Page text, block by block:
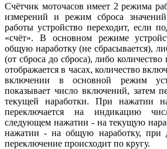
Счётчик моточасов имеет 2 режима
измерений и режим сброса
работы устройство переходит, если
«счёт». В основном режиме
общую наработку (не сбрасывается),
(от сброса до сброса), либо
отображается в часах, количество
включении в основной режим
показывает число включений, затем
текущей наработки. При нажатии
переключается на индикацию
следующем нажатии - на текущую
нажатии - на общую наработку, при
переключение происходит по кругу.